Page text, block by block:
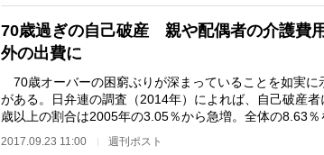
70歳過ぎの自己破産 親や配偶者の介護費
外の出費に
70歳オーバーの困窮ぶりが深まっていることを如実に
がある。日弁連の調査（2014年）によれば、自己破産
歳以上の割合は2005年の3.05％から急増。全体の8.63％
る。 想定外の出費…
2017.09.23 11:00 週刊ポスト